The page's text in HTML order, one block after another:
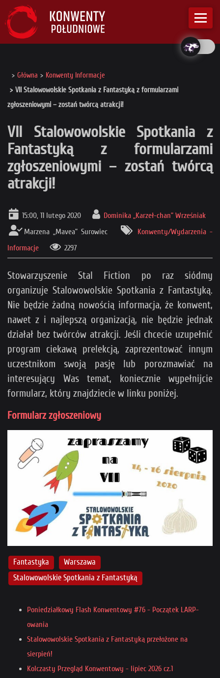
Główna
Konwenty Informacje
VII Stalowowolskie Spotkania z Fantastyką z formularzami
zgłoszeniowymi – zostań twórcą atrakcji!
VII Stalowowolskie Spotkania z
Fantastyką z formularzami
zgłoszeniowymi – zostań twórcą
atrakcji!
15:00, 11 lutego 2020
Dominika „Karzeł-chan” Wrześniak
Marzena „Mavea” Surowiec
Konwenty/Wydarzenia -
Informacje
2297
Stowarzyszenie Stal Fiction po raz siódmy
organizuje Stalowowolskie Spotkania z Fantastyką.
Nie będzie żadną nowością informacja, że konwent,
nawet z i najlepszą organizacją, nie będzie jednak
działał bez twórców atrakcji. Jeśli chcecie uzupełnić
program ciekawą prelekcją, zaprezentować innym
uczestnikom swoją pasję lub porozmawiać na
interesujący Was temat, koniecznie wypełnijcie
formularz, który znajdziecie w linku poniżej.
Formularz zgłoszeniowy
Fantastyka
Warszawa
Stalowowolskie Spotkania z Fantastyką
Poniedziałkowy Flash Konwentowy #76 - Początek LARP-
owania
Stalowowolskie Spotkania z Fantastyką przełożone na
sierpień!
Kolczasty Przegląd Konwentowy - lipiec 2026 cz.1